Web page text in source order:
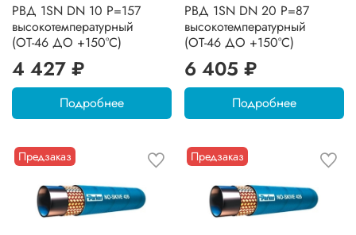
РВД 1SN DN 10 P=157
высокотемпературный
(ОТ-46 ДО +150°C)
4 427 ₽
Подробнее
РВД 1SN DN 20 P=87
высокотемпературный
(ОТ-46 ДО +150°C)
6 405 ₽
Подробнее
Предзаказ Предзаказ